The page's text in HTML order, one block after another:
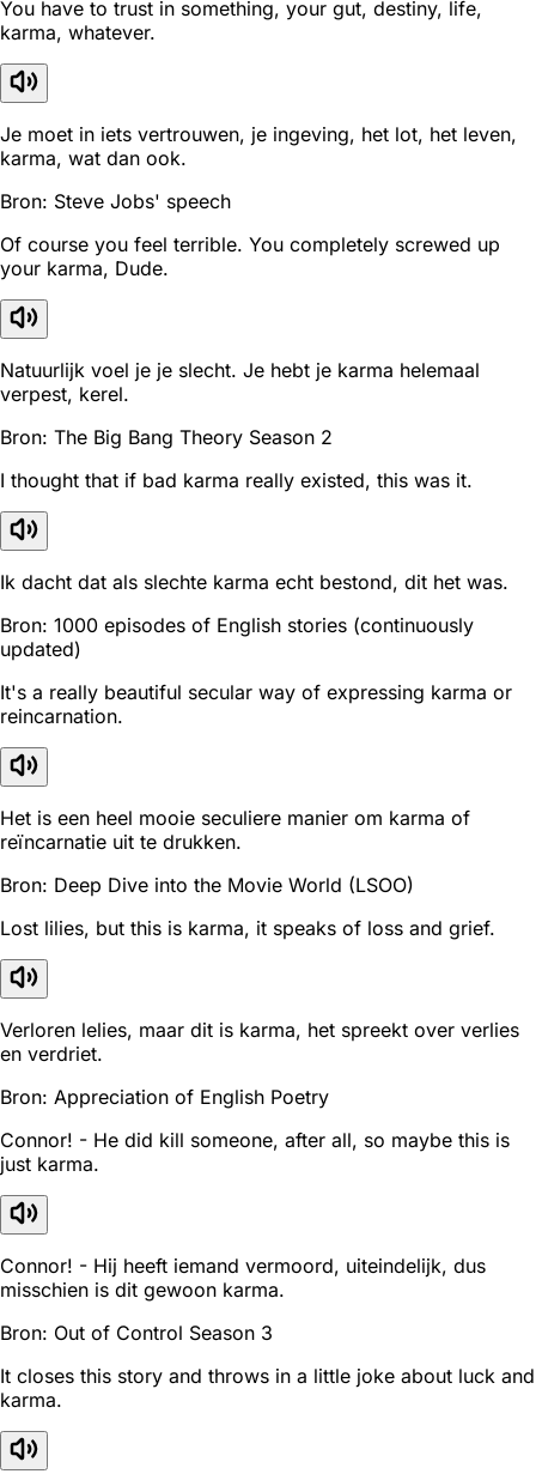
You have to trust in something, your gut, destiny, life,
karma, whatever.
Je moet in iets vertrouwen, je ingeving, het lot, het leven,
karma, wat dan ook.
Bron: Steve Jobs' speech
Of course you feel terrible. You completely screwed up
your karma, Dude.
Natuurlijk voel je je slecht. Je hebt je karma helemaal
verpest, kerel.
Bron: The Big Bang Theory Season 2
I thought that if bad karma really existed, this was it.
Ik dacht dat als slechte karma echt bestond, dit het was.
Bron: 1000 episodes of English stories (continuously
updated)
It's a really beautiful secular way of expressing karma or
reincarnation.
Het is een heel mooie seculiere manier om karma of
reïncarnatie uit te drukken.
Bron: Deep Dive into the Movie World (LSOO)
Lost lilies, but this is karma, it speaks of loss and grief.
Verloren lelies, maar dit is karma, het spreekt over verlies
en verdriet.
Bron: Appreciation of English Poetry
Connor! - He did kill someone, after all, so maybe this is
just karma.
Connor! - Hij heeft iemand vermoord, uiteindelijk, dus
misschien is dit gewoon karma.
Bron: Out of Control Season 3
It closes this story and throws in a little joke about luck and
karma.